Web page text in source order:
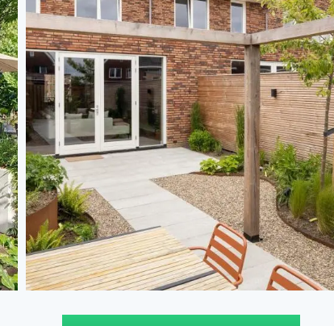
Nieuwe tuin in nieuwbouw
Bij het ontwerpen van de tuinen hebben we ervoor gezorgd
dat er een perfecte balans is tussen functionaliteit en
groen. Bijzondere aandacht is besteed aan het creëren van
een leeftuin waar de bewoners kunnen ontspannen en
genieten van het buitenleven. Een opvallend kenmerk van
deze tuinen is het gebruik van veel grind. Dit biedt niet […]
Bekijk bericht